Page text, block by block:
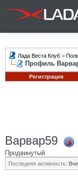
Лада Веста Клуб >
Профиль
Регистрация
Варвар59
Продвинутый
Последняя активность: